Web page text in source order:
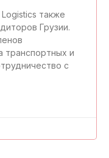
также
Грузии.
транспортных и
с